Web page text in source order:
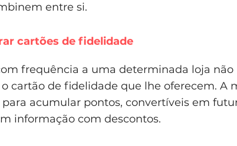
entre si.
cartões de fidelidade
frequência a uma determinada loja
cartão de fidelidade que lhe oferecem. A
para acumular pontos, convertíveis em
informação com descontos.